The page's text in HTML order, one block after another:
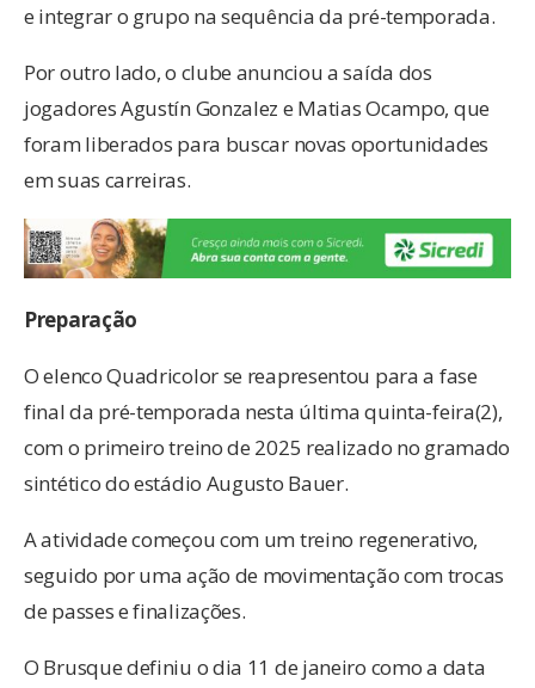
e integrar o grupo na sequência da pré-temporada.
Por outro lado, o clube anunciou a saída dos
jogadores Agustín Gonzalez e Matias Ocampo, que
foram liberados para buscar novas oportunidades
em suas carreiras.
Preparação
O elenco Quadricolor se reapresentou para a fase
final da pré-temporada nesta última quinta-feira(2),
com o primeiro treino de 2025 realizado no gramado
sintético do estádio Augusto Bauer.
A atividade começou com um treino regenerativo,
seguido por uma ação de movimentação com trocas
de passes e finalizações.
O Brusque definiu o dia 11 de janeiro como a data